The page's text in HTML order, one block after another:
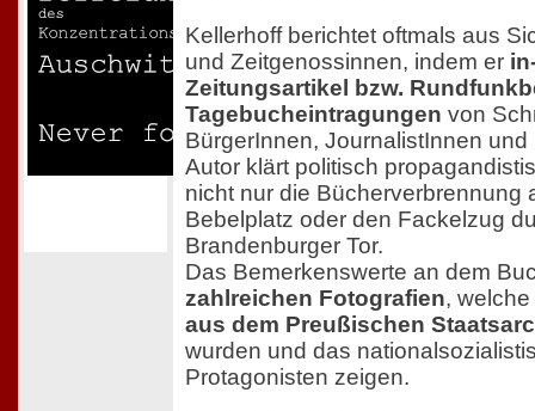
Kellerhoff berichtet oftmals aus
und Zeitgenossinnen, indem er
Zeitungsartikel bzw.
Tagebucheintragungen von
BürgerInnen, JournalistInnen und
Autor klärt politisch
nicht nur die Bücherverbrennung
Bebelplatz oder den Fackelzug
Brandenburger Tor.
Das Bemerkenswerte an dem
zahlreichen Fotografien, welche
aus dem Preußischen
wurden und das
Protagonisten zeigen.